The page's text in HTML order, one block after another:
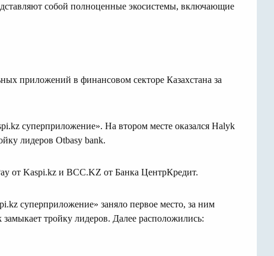
собой полноценные экосистемы, включающие
приложений в финансовом секторе Казахстана за
суперприложение». На втором месте оказался Halyk
лидеров Otbasy bank.
от Kaspi.kz и BCC.KZ от Банка ЦентрКредит.
суперприложение» заняло первое место, за ним
тройку лидеров. Далее расположились: